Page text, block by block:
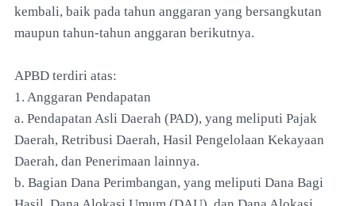
kembali, baik pada tahun anggaran yang bersangkutan
maupun tahun-tahun anggaran berikutnya.
APBD terdiri atas:
1. Anggaran Pendapatan
a. Pendapatan Asli Daerah (PAD), yang meliputi Pajak
Daerah, Retribusi Daerah, Hasil Pengelolaan Kekayaan
Daerah, dan Penerimaan lainnya.
b. Bagian Dana Perimbangan, yang meliputi Dana Bagi